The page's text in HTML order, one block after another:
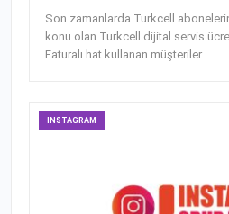
Son zamanlarda Turkcell
konu olan Turkcell dijital servis
Faturalı hat kullanan müşteriler…
INSTAGRAM